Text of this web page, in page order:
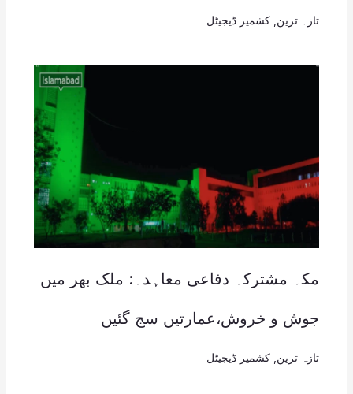
تازہ ترین کشمیر ڈیجیٹل
مکہ مشترکہ دفاعی معاہدہ: ملک بھر میں
جوش و خروش،عمارتیں سج گئیں
تازہ ترین کشمیر ڈیجیٹل